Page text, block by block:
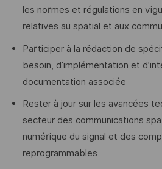
les normes et régulations en
relatives au spatial et aux
Participer à la rédaction de
besoin, d’implémentation et
documentation associée
Rester à jour sur les avancées
secteur des communications
numérique du signal et des
reprogrammables